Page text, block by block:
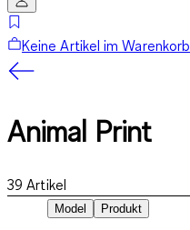
Keine Artikel im Warenkorb
Animal Print
39 Artikel
Model
Produkt